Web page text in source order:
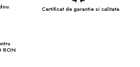
Certificat de garantie si calitate.
RON